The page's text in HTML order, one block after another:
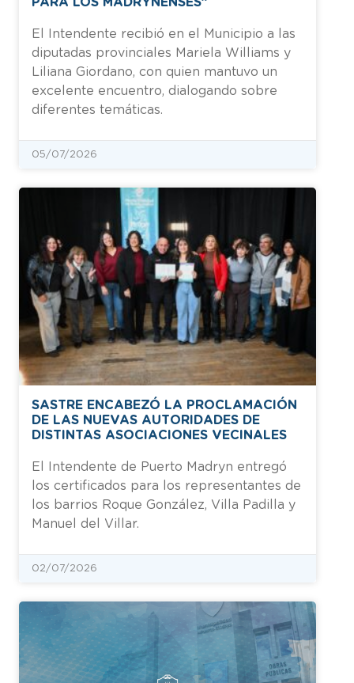
El Intendente recibió en el Municipio a las
diputadas provinciales Mariela Williams y
Liliana Giordano, con quien mantuvo un
excelente encuentro, dialogando sobre
diferentes temáticas.
05/07/2026
SASTRE ENCABEZÓ LA PROCLAMACIÓN
DE LAS NUEVAS AUTORIDADES DE
DISTINTAS ASOCIACIONES VECINALES
El Intendente de Puerto Madryn entregó
los certificados para los representantes de
los barrios Roque González, Villa Padilla y
Manuel del Villar.
02/07/2026